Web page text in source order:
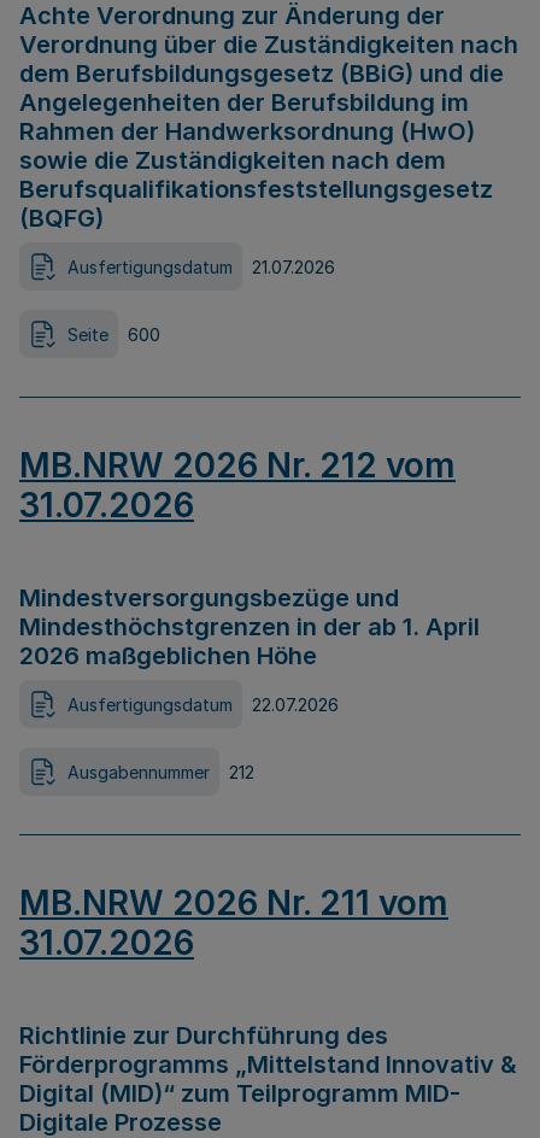
Achte Verordnung zur Änderung der
Verordnung über die Zuständigkeiten nach
dem Berufsbildungsgesetz (BBiG) und die
Angelegenheiten der Berufsbildung im
Rahmen der Handwerksordnung (HwO)
sowie die Zuständigkeiten nach dem
Berufsqualifikationsfeststellungsgesetz
(BQFG)
Ausfertigungsdatum 21.07.2026
Seite 600
MB.NRW 2026 Nr. 212 vom
31.07.2026
Mindestversorgungsbezüge und
Mindesthöchstgrenzen in der ab 1. April
2026 maßgeblichen Höhe
Ausfertigungsdatum 22.07.2026
Ausgabennummer 212
MB.NRW 2026 Nr. 211 vom
31.07.2026
Richtlinie zur Durchführung des
Förderprogramms „Mittelstand Innovativ &
Digital (MID)“ zum Teilprogramm MID-
Digitale Prozesse